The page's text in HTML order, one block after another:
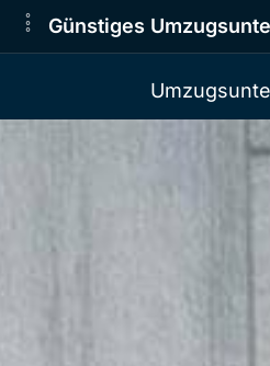
Günstiges